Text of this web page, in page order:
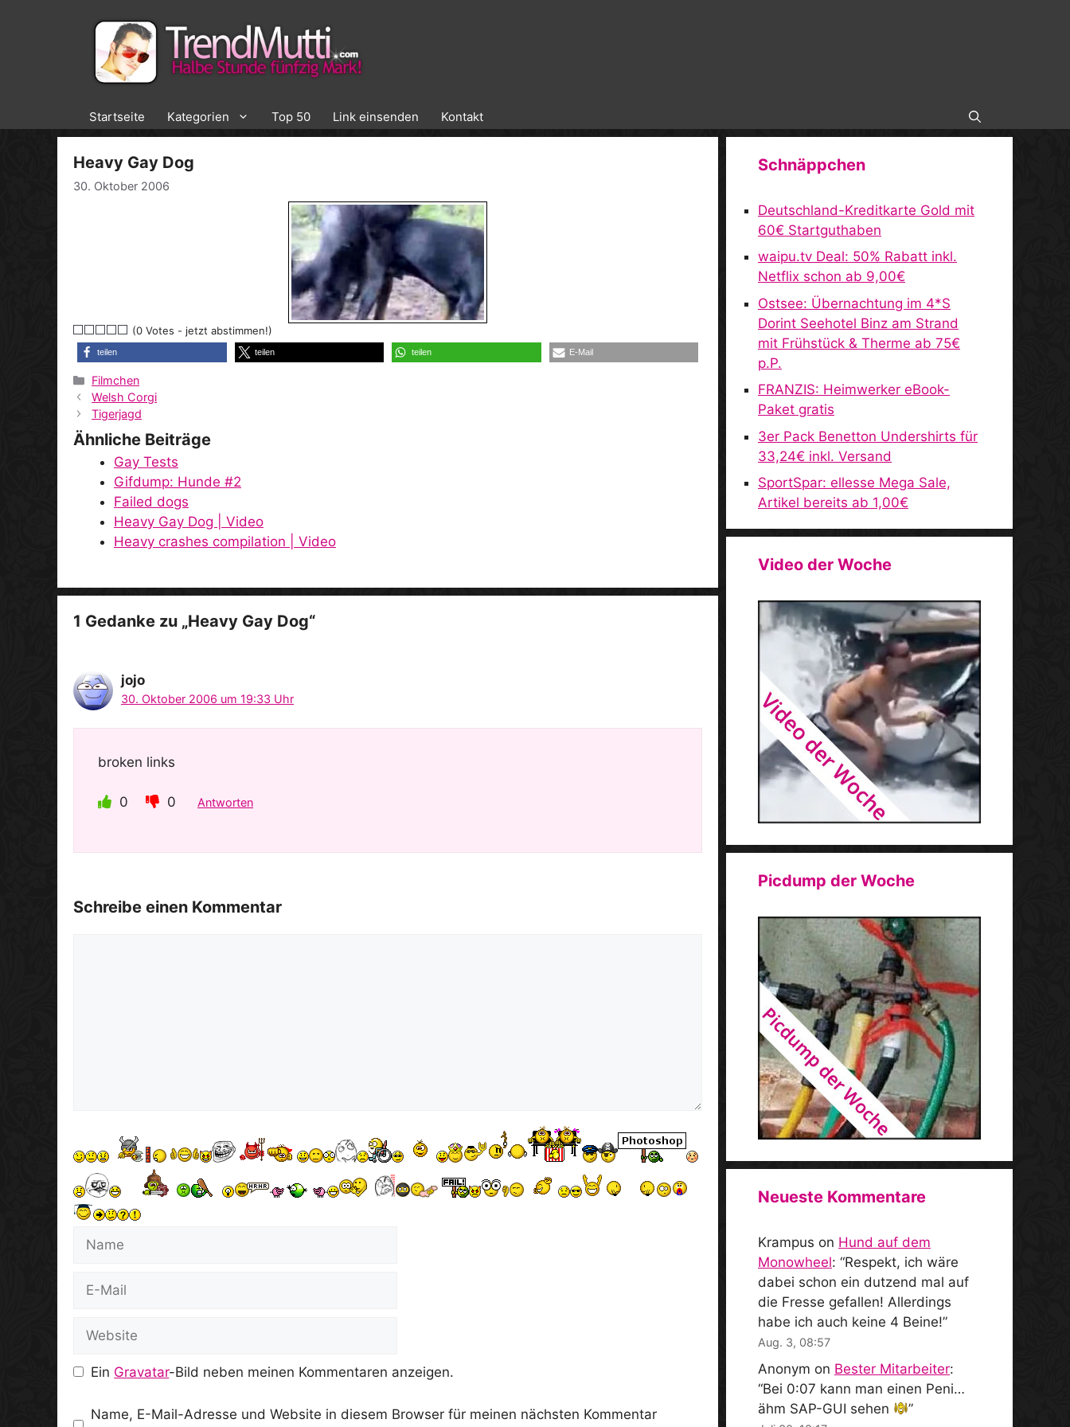
Startseite Kategorien Top 50 Link einsenden Kontakt
Heavy Gay Dog
30. Oktober 2006
(0 Votes - jetzt abstimmen!)
teilen teilen teilen E-Mail
Kategorien
Filmchen
Welsh Corgi
Tigerjagd
Ähnliche Beiträge
Gay Tests
Gifdump: Hunde #2
Failed dogs
Heavy Gay Dog | Video
Heavy crashes compilation | Video
1 Gedanke zu „Heavy Gay Dog“
jojo
30. Oktober 2006 um 19:33 Uhr
broken links
0 0 Antworten
Schreibe einen Kommentar
Mail
Ein Gravatar-Bild neben meinen Kommentaren anzeigen.
Name, E-Mail-Adresse und Website in diesem Browser für meinen nächsten Kommentar
Schnäppchen
Deutschland-Kreditkarte Gold mit
60€ Startguthaben
waipu.tv Deal: 50% Rabatt inkl.
Netflix schon ab 9,00€
Ostsee: Übernachtung im 4*S
Dorint Seehotel Binz am Strand
mit Frühstück & Therme ab 75€
p.P.
FRANZIS: Heimwerker eBook-
Paket gratis
3er Pack Benetton Undershirts für
33,24€ inkl. Versand
SportSpar: ellesse Mega Sale,
Artikel bereits ab 1,00€
Video der Woche
Picdump der Woche
Neueste Kommentare
Krampus on Hund auf dem
Monowheel: “Respekt, ich wäre
dabei schon ein dutzend mal auf
die Fresse gefallen! Allerdings
habe ich auch keine 4 Beine!”
Aug. 3, 08:57
Anonym on Bester Mitarbeiter:
“Bei 0:07 kann man einen Peni…
ähm SAP-GUI sehen
”